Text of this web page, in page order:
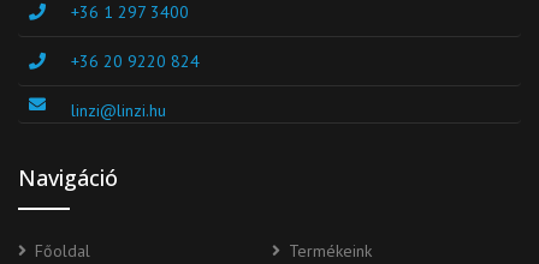
+36 1 297 3400
+36 20 9220 824
linzi@linzi.hu
Navigáció
Főoldal Termékeink